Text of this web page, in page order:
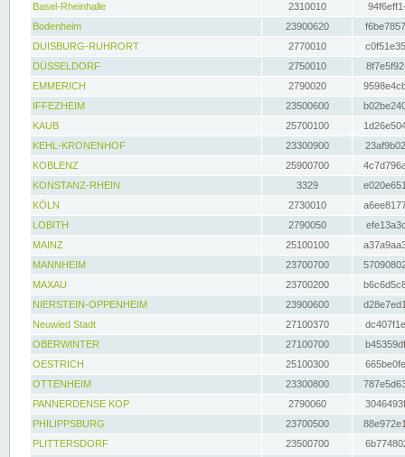
Basel-Rheinhalle
2310010
Bodenheim
23900620
DUISBURG-RUHRORT
2770010
DÜSSELDORF
2750010
EMMERICH
2790020
IFFEZHEIM
23500600
KAUB
25700100
KEHL-KRONENHOF
23300900
KOBLENZ
25900700
KONSTANZ-RHEIN
3329
KÖLN
2730010
LOBITH
2790050
MAINZ
25100100
MANNHEIM
23700700
MAXAU
23700200
NIERSTEIN-OPPENHEIM
23900600
Neuwied Stadt
27100370
OBERWINTER
27100700
OESTRICH
25100300
OTTENHEIM
23300800
PANNERDENSE KOP
2790060
PHILIPPSBURG
23700500
PLITTERSDORF
23500700